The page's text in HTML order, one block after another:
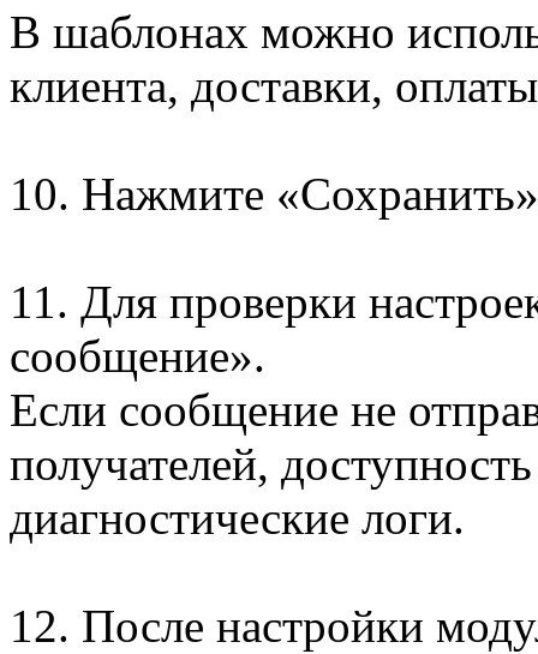
В шаблонах можно
клиента, доставки,
10. Нажмите
11. Для проверки
сообщение».
Если сообщение не
получателей,
диагностические логи.
12. После настройки